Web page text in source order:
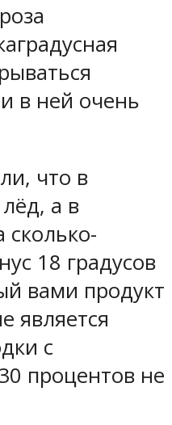
в ней очень
что в
а в
сколько-
18 градусов
вами продукт
является
с
процентов не